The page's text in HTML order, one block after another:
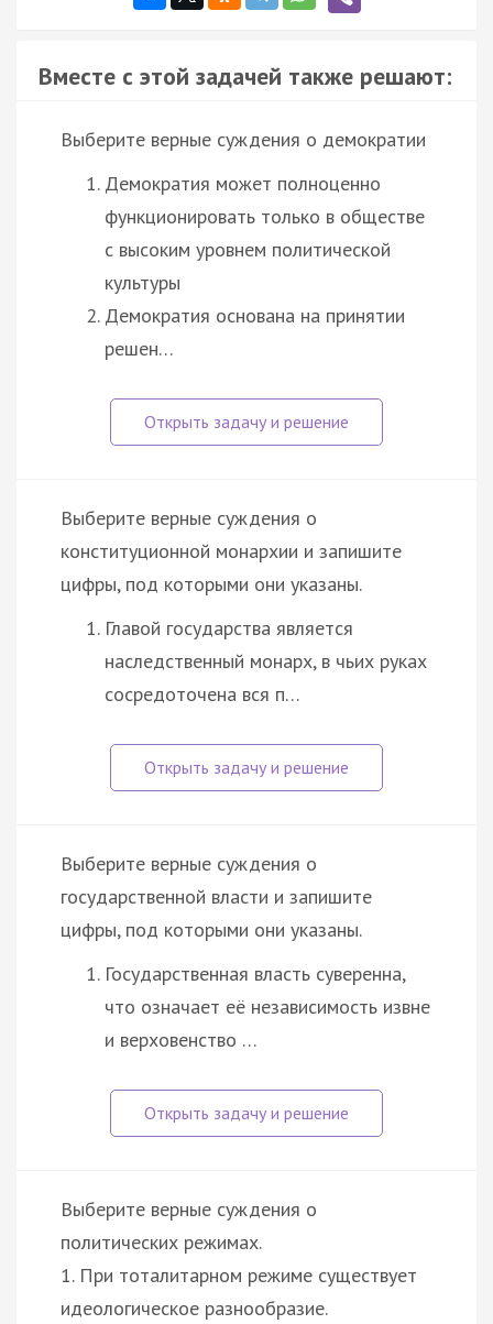
Вместе с этой задачей также решают:
Выберите верные суждения о демократии
Демократия может полноценно
функционировать только в обществе
с высоким уровнем политической
культуры
Демократия основана на принятии
решен…
Выберите верные суждения о
конституционной монархии и запишите
цифры, под которыми они указаны.
Главой государства является
наследственный монарх, в чьих руках
сосредоточена вся п…
Выберите верные суждения о
государственной власти и запишите
цифры, под которыми они указаны.
Государственная власть суверенна,
что означает её независимость извне
и верховенство …
Выберите верные суждения о
политических режимах.
1. При тоталитарном режиме существует
идеологическое разнообразие.